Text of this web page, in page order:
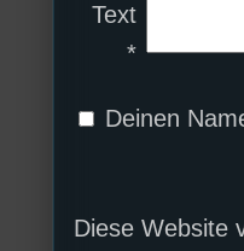
Text
*
Deinen
Diese Website